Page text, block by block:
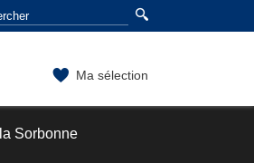
Ma sélection
Sorbonne